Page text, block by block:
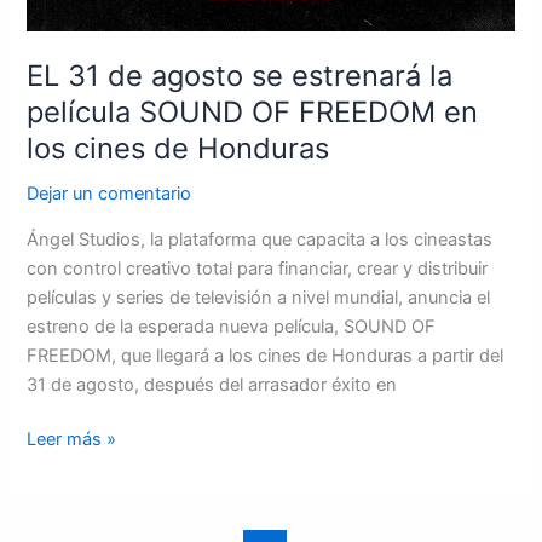
EL 31 de agosto se estrenará la
película SOUND OF FREEDOM en
los cines de Honduras
Dejar un comentario
Ángel Studios, la plataforma que capacita a los cineastas
con control creativo total para financiar, crear y distribuir
películas y series de televisión a nivel mundial, anuncia el
estreno de la esperada nueva película, SOUND OF
FREEDOM, que llegará a los cines de Honduras a partir del
31 de agosto, después del arrasador éxito en
Leer más »